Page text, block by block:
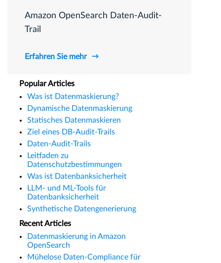
Amazon OpenSearch Daten-Audit-
Trail
Erfahren Sie mehr
Popular Articles
Was ist Datenmaskierung?
Dynamische Datenmaskierung
Statisches Datenmaskieren
Ziel eines DB-Audit-Trails
Daten-Audit-Trails
Leitfaden zu
Datenschutzbestimmungen
Was ist Datenbanksicherheit
LLM- und ML-Tools für
Datenbanksicherheit
Synthetische Datengenerierung
Recent Articles
Datenmaskierung in Amazon
OpenSearch
Mühelose Daten-Compliance für